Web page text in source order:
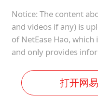
Notice: The content
and videos if any) is
of NetEase Hao,
and only provides
打开网